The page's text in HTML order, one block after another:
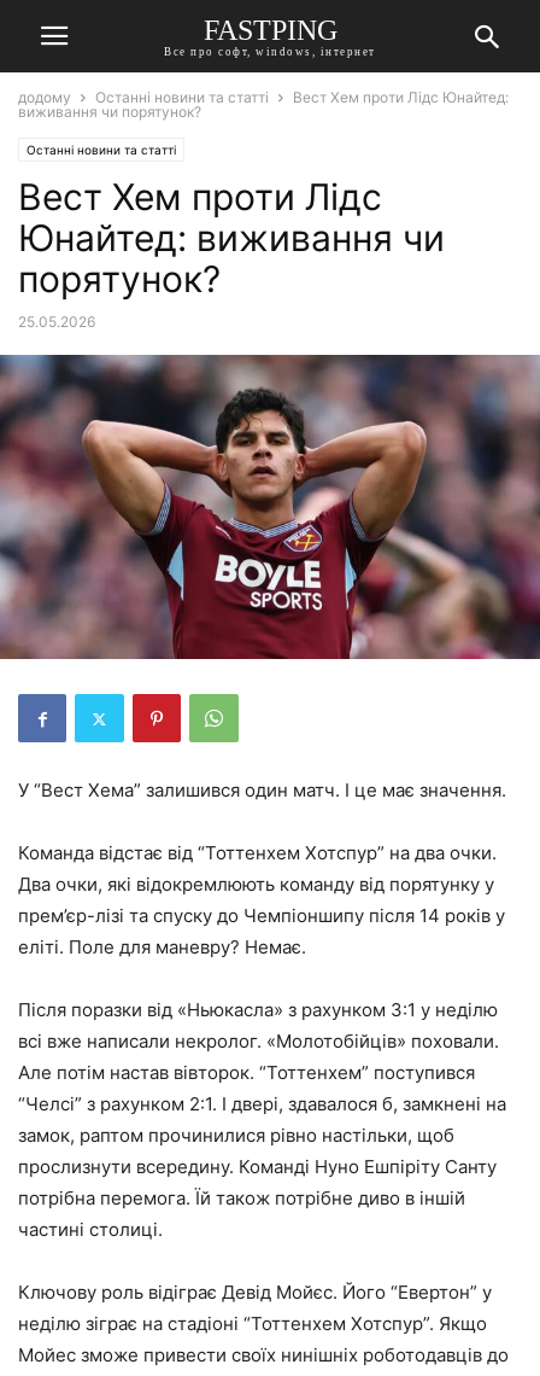
FASTPING
Все про софт, windows, інтернет
додому Останні новини та статті
Вест Хем проти Лідс Юнайтед:
виживання чи порятунок?
Останні новини та статті
Вест Хем проти Лідс
Юнайтед: виживання чи
порятунок?
25.05.2026
У “Вест Хема” залишився один матч. І це має значення.
Команда відстає від “Тоттенхем Хотспур” на два очки.
Два очки, які відокремлюють команду від порятунку у
прем’єр-лізі та спуску до Чемпіоншипу після 14 років у
еліті. Поле для маневру? Немає.
Після поразки від «Ньюкасла» з рахунком 3:1 у неділю
всі вже написали некролог. «Молотобійців» поховали.
Але потім настав вівторок. “Тоттенхем” поступився
“Челсі” з рахунком 2:1. І двері, здавалося б, замкнені на
замок, раптом прочинилися рівно настільки, щоб
прослизнути всередину. Команді Нуно Ешпіріту Санту
потрібна перемога. Їй також потрібне диво в іншій
частині столиці.
Ключову роль відіграє Девід Мойєс. Його “Евертон” у
неділю зіграє на стадіоні “Тоттенхем Хотспур”. Якщо
Мойес зможе привести своїх нинішніх роботодавців до